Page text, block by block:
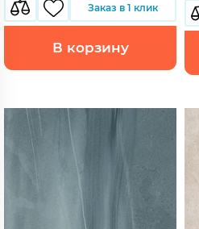
Заказ в 1 клик
В корзину